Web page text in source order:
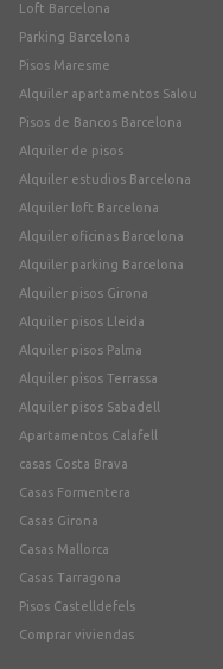
Loft Barcelona
Parking Barcelona
Pisos Maresme
Alquiler apartamentos Salou
Pisos de Bancos Barcelona
Alquiler de pisos
Alquiler estudios Barcelona
Alquiler loft Barcelona
Alquiler oficinas Barcelona
Alquiler parking Barcelona
Alquiler pisos Girona
Alquiler pisos Lleida
Alquiler pisos Palma
Alquiler pisos Terrassa
Alquiler pisos Sabadell
Apartamentos Calafell
casas Costa Brava
Casas Formentera
Casas Girona
Casas Mallorca
Casas Tarragona
Pisos Castelldefels
Comprar viviendas